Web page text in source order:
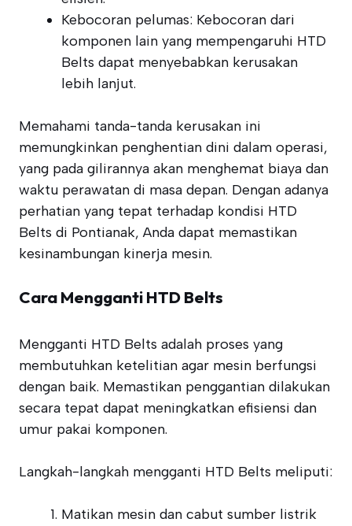
Kebocoran pelumas: Kebocoran dari
komponen lain yang mempengaruhi HTD
Belts dapat menyebabkan kerusakan
lebih lanjut.
Memahami tanda-tanda kerusakan ini
memungkinkan penghentian dini dalam operasi,
yang pada gilirannya akan menghemat biaya dan
waktu perawatan di masa depan. Dengan adanya
perhatian yang tepat terhadap kondisi HTD
Belts di Pontianak, Anda dapat memastikan
kesinambungan kinerja mesin.
Cara Mengganti HTD Belts
Mengganti HTD Belts adalah proses yang
membutuhkan ketelitian agar mesin berfungsi
dengan baik. Memastikan penggantian dilakukan
secara tepat dapat meningkatkan efisiensi dan
umur pakai komponen.
Langkah-langkah mengganti HTD Belts meliputi:
Matikan mesin dan cabut sumber listrik